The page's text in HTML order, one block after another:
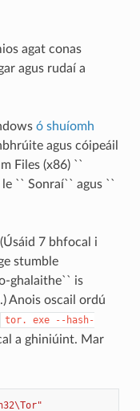
agat conas
agus rudaí a
ó shuíomh
agus cóipeáil
Files (x86) ``
`` Sonraí`` agus ``
7 bhfocal i
stumble
ghalaithe`` is
Anois oscail ordú
tor. exe
--hash-
a ghiniúint. Mar